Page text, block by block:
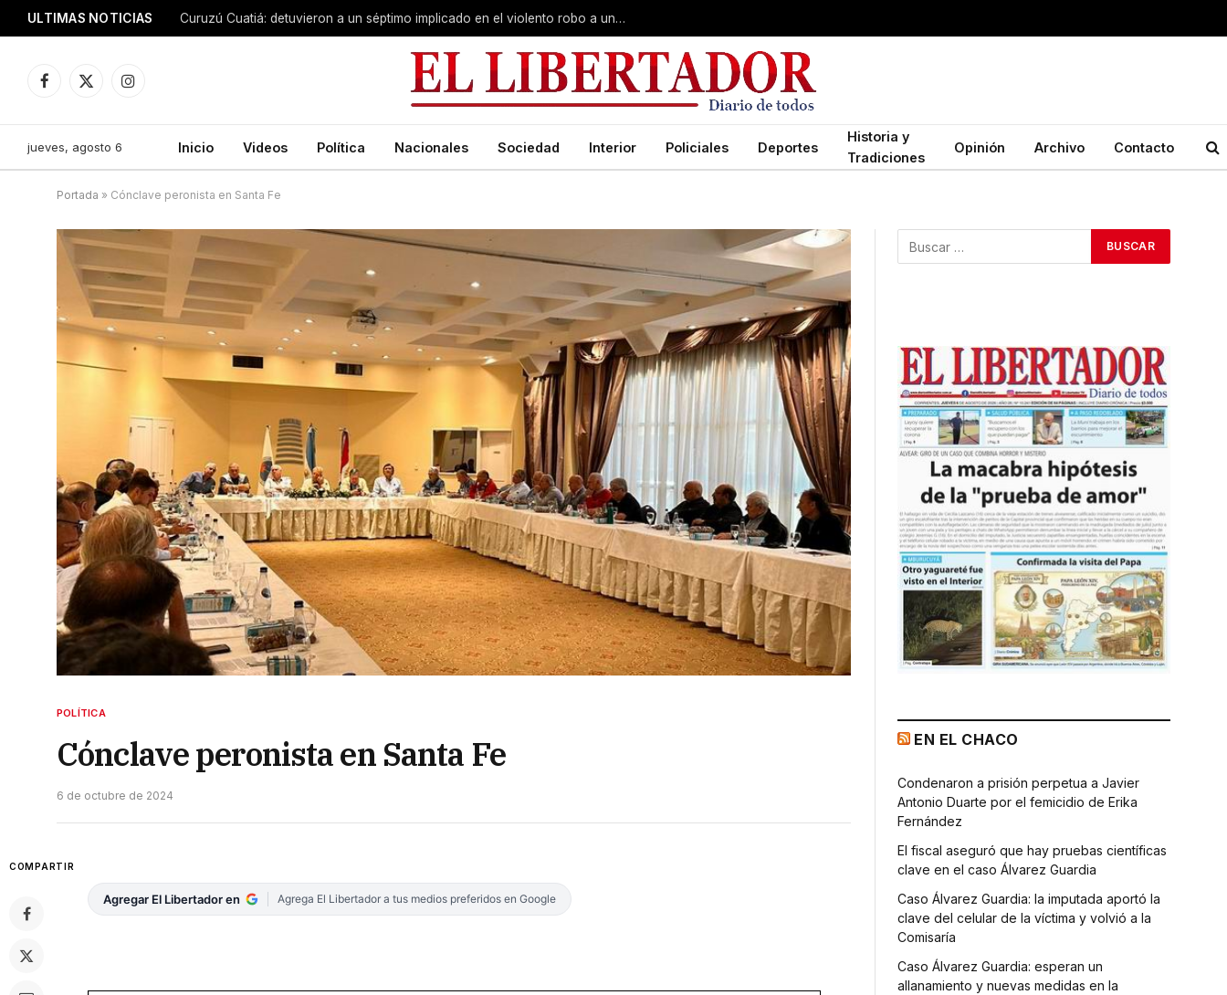
ULTIMAS NOTICIAS Curuzú Cuatiá: detuvieron a un séptimo implicado en el violento robo a una anciana
Facebook
X
Instagram
jueves, agosto 6 Inicio Videos Política Nacionales Sociedad Interior Policiales Deportes
Historia y
Tradiciones
Opinión Archivo Contacto
Portada » Cónclave peronista en Santa Fe
POLÍTICA
Cónclave peronista en Santa Fe
6 de octubre de 2024
COMPARTIR
Agregar El Libertador en Agrega El Libertador a tus medios preferidos en Google
EN EL CHACO
Condenaron a prisión perpetua a Javier
Antonio Duarte por el femicidio de Erika
Fernández
El fiscal aseguró que hay pruebas científicas
clave en el caso Álvarez Guardia
Caso Álvarez Guardia: la imputada aportó la
clave del celular de la víctima y volvió a la
Comisaría
Caso Álvarez Guardia: esperan un
allanamiento y nuevas medidas en la